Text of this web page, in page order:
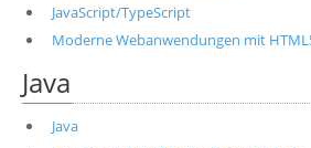
JavaScript/TypeScript
Moderne Webanwendungen mit
Java
Java